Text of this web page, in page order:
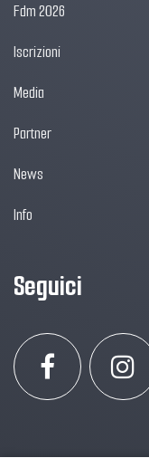
Fdm 2026
Iscrizioni
Media
Partner
News
Info
Seguici